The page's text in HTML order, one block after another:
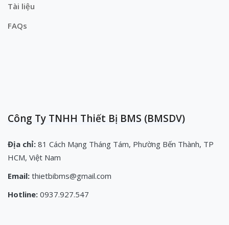
Tài liệu
FAQs
Công Ty TNHH Thiết Bị BMS (BMSDV)
Địa chỉ: 81 Cách Mạng Tháng Tám, Phường Bến Thành, TP
HCM, Việt Nam
Email: thietbibms@gmail.com
Hotline: 0937.927.547